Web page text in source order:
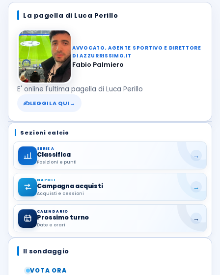
La pagella di Luca Perillo
AVVOCATO, AGENTE SPORTIVO E DIRETTORE
DI AZZURRISSIMO.IT
Fabio Palmiero
E' online l'ultima pagella di Luca Perillo
✍LEGGILA QUI →
Sezioni calcio
SERIE A
Classifica
Posizioni e punti
→
NAPOLI
Campagna acquisti
Acquisti e cessioni
→
CALENDARIO
Prossimo turno
Date e orari
→
Il sondaggio
VOTA ORA